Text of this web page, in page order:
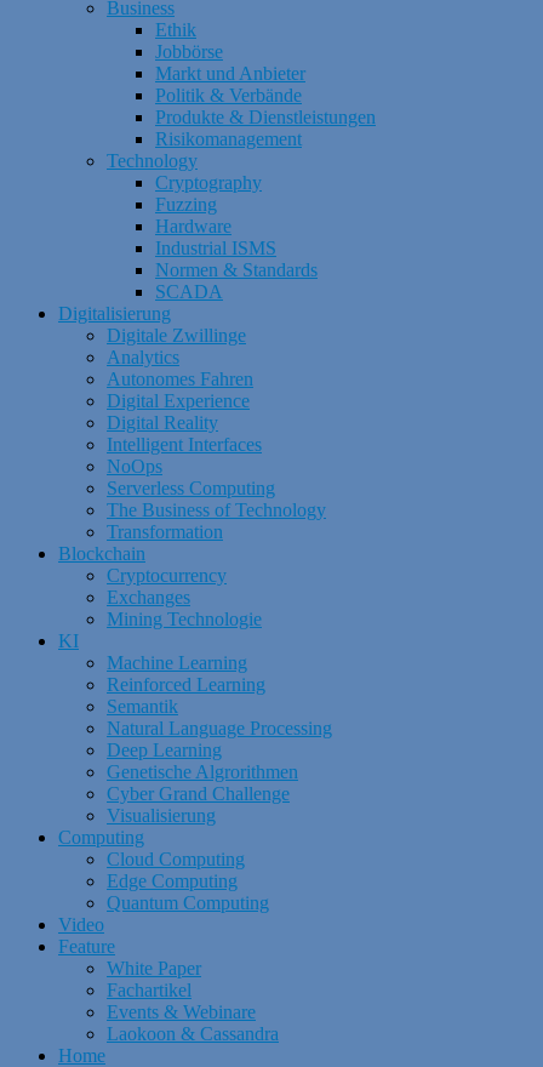
Business
Ethik
Jobbörse
Markt und Anbieter
Politik & Verbände
Produkte & Dienstleistungen
Risikomanagement
Technology
Cryptography
Fuzzing
Hardware
Industrial ISMS
Normen & Standards
SCADA
Digitalisierung
Digitale Zwillinge
Analytics
Autonomes Fahren
Digital Experience
Digital Reality
Intelligent Interfaces
NoOps
Serverless Computing
The Business of Technology
Transformation
Blockchain
Cryptocurrency
Exchanges
Mining Technologie
KI
Machine Learning
Reinforced Learning
Semantik
Natural Language Processing
Deep Learning
Genetische Algrorithmen
Cyber Grand Challenge
Visualisierung
Computing
Cloud Computing
Edge Computing
Quantum Computing
Video
Feature
White Paper
Fachartikel
Events & Webinare
Laokoon & Cassandra
Home